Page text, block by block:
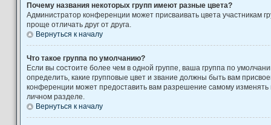
Почему названия некоторых групп имеют разные цвета?
Администратор конференции может присваивать цвета участникам
проще отличать друг от друга.
Вернуться к началу
Что такое группа по умолчанию?
Если вы состоите более чем в одной группе, ваша группа по
определить, какие групповые цвет и звание должны быть вам
конференции может предоставить вам разрешение самому изменять
личном разделе.
Вернуться к началу